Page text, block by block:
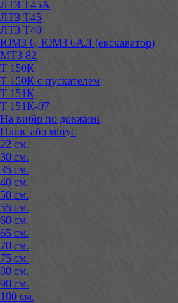
ЛТЗ Т45А
ЛТЗ Т45
ЛТЗ Т40
ЮМЗ 6, ЮМЗ 6АЛ (екскаватор)
МТЗ 82
Т 150К
Т 150К с пускателем
Т 151К
Т 151К-07
На вибір по довжині
Плюс або мінус
22 см.
30 см.
35 см.
40 см.
50 см.
55 см.
60 см.
65 см.
70 см.
75 см.
80 см.
90 см.
100 см.